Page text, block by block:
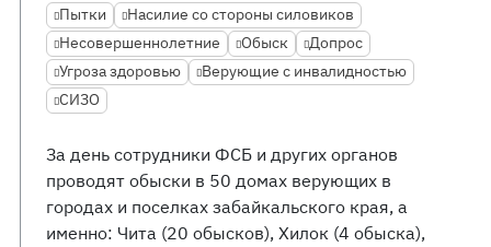
Пытки
Насилие со стороны силовиков
Несовершеннолетние
Обыск
Допрос
Угроза здоровью
Верующие с инвалидностью
СИЗО
За день сотрудники ФСБ и других органов
проводят обыски в 50 домах верующих в
городах и поселках забайкальского края, а
именно: Чита (20 обысков), Хилок (4 обыска),